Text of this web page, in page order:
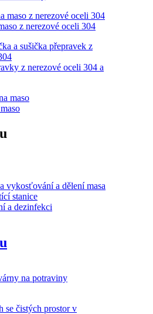
z nerezové oceli 304
z nerezové oceli 304 a
vykosťování a dělení masa
stanice
a dezinfekci
na potraviny
se čistých prostor v